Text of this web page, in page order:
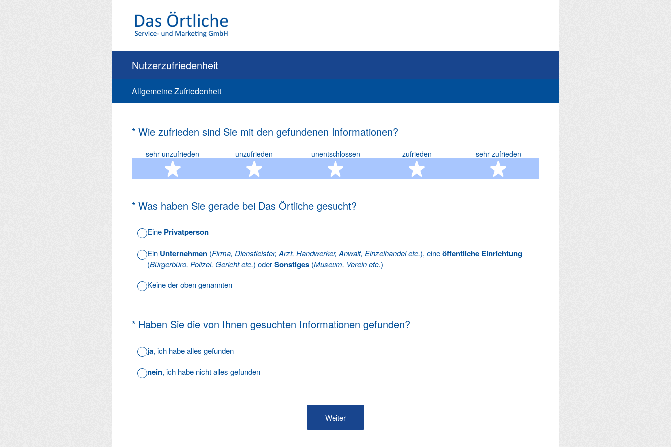
Nutzerzufriedenheit
Allgemeine Zufriedenheit
* Wie zufrieden sind Sie mit den gefundenen Informationen?
(Erforderlich.)
sehr unzufrieden
1 Stern
unzufrieden
2 Sterne
unentschlossen
3 Sterne
zufrieden
4 Sterne
sehr zufrieden
5 Sterne
* Was haben Sie gerade bei Das Örtliche gesucht?
(Erforderlich.)
Eine Privatperson
Ein Unternehmen (Firma, Dienstleister, Arzt, Handwerker, Anwalt, Einzelhandel etc.), eineöffentliche Einrichtung
(Bürgerbüro, Polizei, Gericht etc.) oderSonstiges (Museum, Verein etc.)
Keine der oben genannten
* Haben Sie die von Ihnen gesuchten Informationen gefunden?
(Erforderlich.)
ja, ich habe alles gefunden
nein, ich habe nicht alles gefunden
Weiter